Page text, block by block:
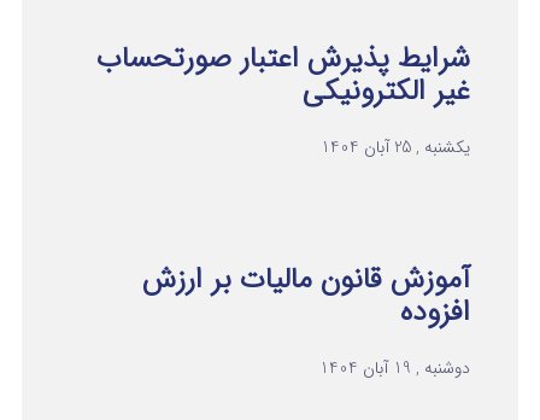
شرایط پذیرش اعتبار صورتحساب
غیر الکترونیکی
یکشنبه , 25 آبان 1404
آموزش قانون مالیات بر ارزش
افزوده
دوشنبه , 19 آبان 1404